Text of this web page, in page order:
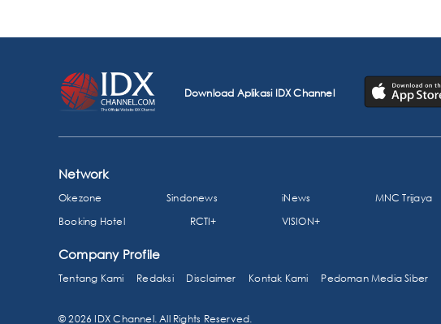
Download Aplikasi IDX Channel
Network
Okezone Sindonews iNews
MNC Trijaya
Booking Hotel
RCTI+ VISION+
Company Profile
Tentang Kami Redaksi Disclaimer Kontak Kami Pedoman Media Siber
© 2026 IDX Channel. All Rights Reserved.